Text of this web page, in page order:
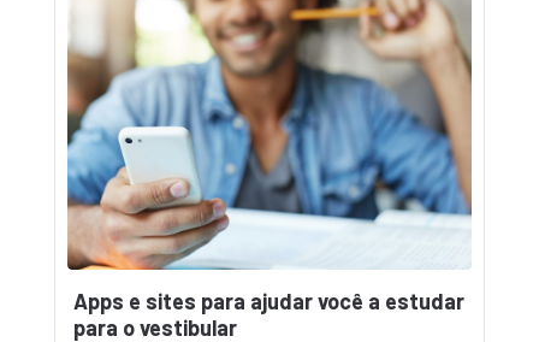
Apps e sites para ajudar você a estudar
para o vestibular